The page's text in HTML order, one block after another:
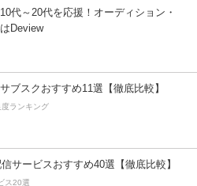
代～20代を応援！オーディション・
Deview
ブスクおすすめ11選【徹底比較】
ランキング
サービスおすすめ40選【徹底比較】
ス20選